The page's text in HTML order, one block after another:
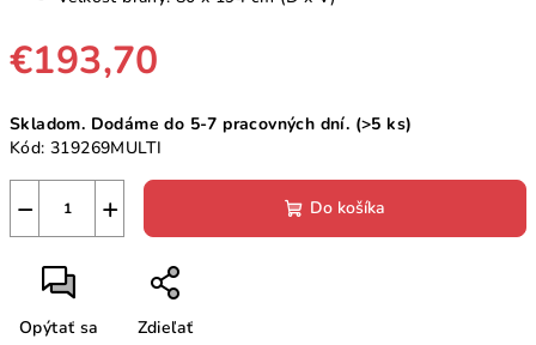
€193,70
cena:
Skladom. Dodáme do 5-7 pracovných dní. (>5 ks)
Kód: 319269MULTI
+
− Do košíka
Opýtať sa Zdieľať